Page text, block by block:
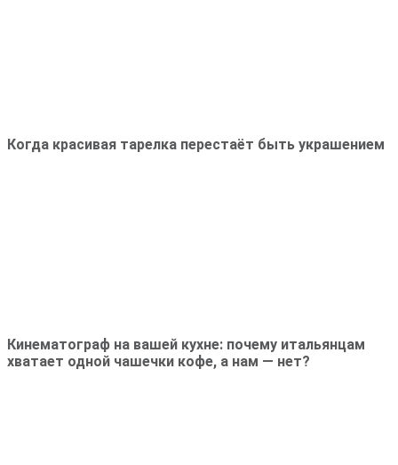
Когда красивая тарелка перестаёт быть украшением
Кинематограф на вашей кухне: почему итальянцам
хватает одной чашечки кофе, а нам — нет?